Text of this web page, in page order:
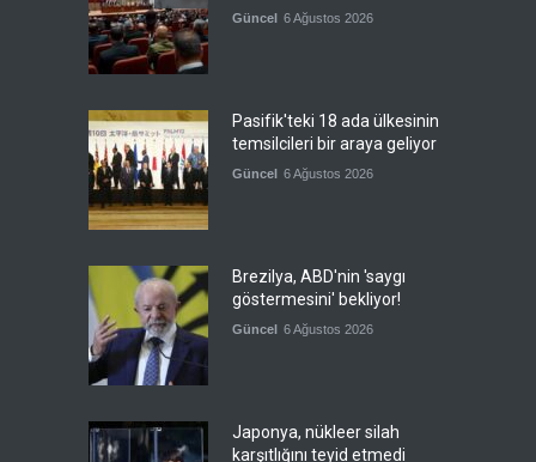
Güncel 6 Ağustos 2026
Pasifik'teki 18 ada ülkesinin
temsilcileri bir araya geliyor
Güncel 6 Ağustos 2026
Brezilya, ABD'nin 'saygı
göstermesini' bekliyor!
Güncel 6 Ağustos 2026
Japonya, nükleer silah
karşıtlığını teyid etmedi